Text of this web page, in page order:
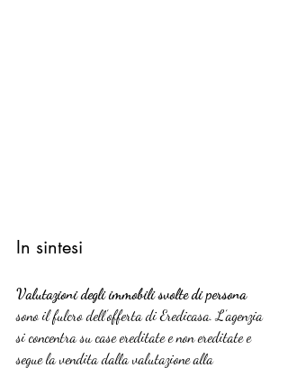
In sintesi
Valutazioni degli immobili svolte di persona
sono il fulcro dell’offerta di Eredicasa. L’agenzia
si concentra su case ereditate e non ereditate e
segue la vendita dalla valutazione alla